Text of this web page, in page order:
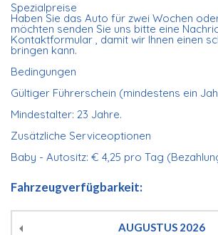
Spezialpreise
Haben Sie das Auto für zwei Wochen
möchten senden Sie uns bitte eine
Kontaktformular , damit wir Ihnen einen
bringen kann.
Bedingungen
Gültiger Führerschein (mindestens ein
Mindestalter: 23 Jahre.
Zusätzliche Serviceoptionen
Baby - Autositz: € 4,25 pro Tag
Fahrzeugverfügbarkeit:
AUGUSTUS 2026